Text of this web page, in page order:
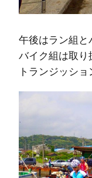
午後はラン組と
バイク組は取
トランジッショ